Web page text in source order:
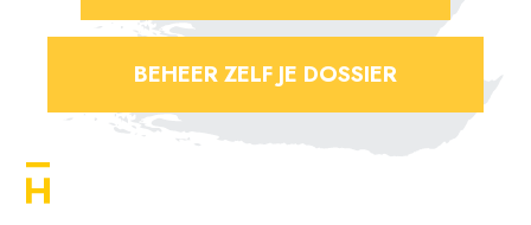
BEHEER ZELF JE DOSSIER